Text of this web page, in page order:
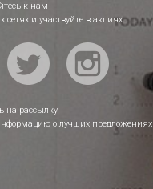
к нам
сетях и участвуйте в акциях
на рассылку
о лучших предложениях